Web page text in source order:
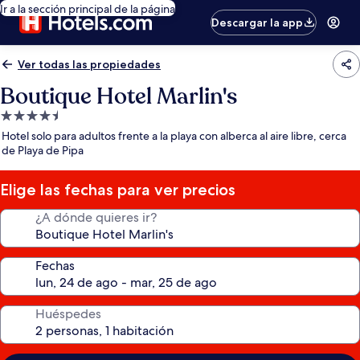
Ir a la sección principal de la página
Descargar la app
Ver todas las propiedades
Boutique Hotel Marlin's
Propiedad
de
4.5
estrellas
Hotel solo para adultos frente a la playa con alberca al aire libre, cerca
de Playa de Pipa
Elige las fechas para ver precios
¿A dónde quieres ir?
Fechas
Huéspedes